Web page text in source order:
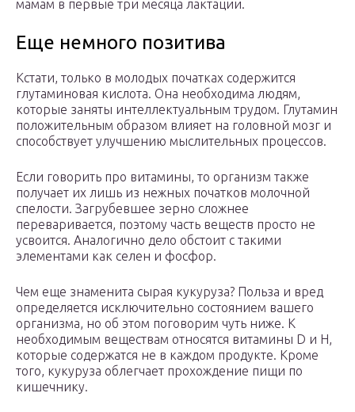
мамам в первые три месяца лактации.
Еще немного позитива
Кстати, только в молодых початках содержится
глутаминовая кислота. Она необходима людям,
которые заняты интеллектуальным трудом. Глутамин
положительным образом влияет на головной мозг и
способствует улучшению мыслительных процессов.
Если говорить про витамины, то организм также
получает их лишь из нежных початков молочной
спелости. Загрубевшее зерно сложнее
переваривается, поэтому часть веществ просто не
усвоится. Аналогично дело обстоит с такими
элементами как селен и фосфор.
Чем еще знаменита сырая кукуруза? Польза и вред
определяется исключительно состоянием вашего
организма, но об этом поговорим чуть ниже. К
необходимым веществам относятся витамины D и H,
которые содержатся не в каждом продукте. Кроме
того, кукуруза облегчает прохождение пищи по
кишечнику.